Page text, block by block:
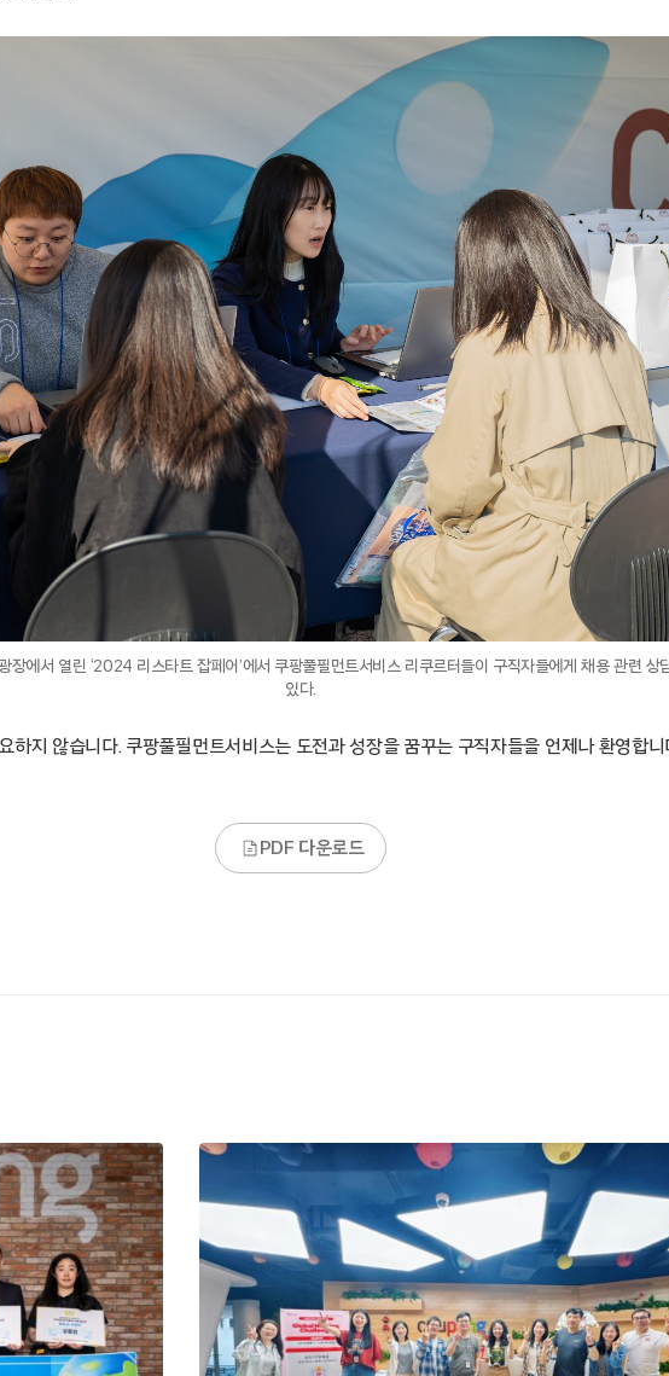
장에서 열린 ‘2024 리스타트 잡페어’에서 쿠팡풀필먼트서비스 리쿠르터들이 구직자들에게 채용 관련 상
있다.
하지 않습니다. 쿠팡풀필먼트서비스는 도전과 성장을 꿈꾸는 구직자들을 언제나 환영합니
PDF 다운로드